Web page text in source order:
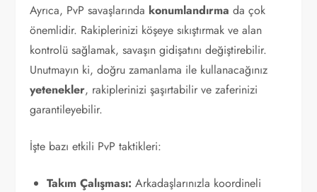
Ayrıca, PvP savaşlarında konumlandırma da çok
önemlidir. Rakiplerinizi köşeye sıkıştırmak ve alan
kontrolü sağlamak, savaşın gidişatını değiştirebilir.
Unutmayın ki, doğru zamanlama ile kullanacağınız
yetenekler, rakiplerinizi şaşırtabilir ve zaferinizi
garantileyebilir.
İşte bazı etkili PvP taktikleri:
Takım Çalışması: Arkadaşlarınızla koordineli